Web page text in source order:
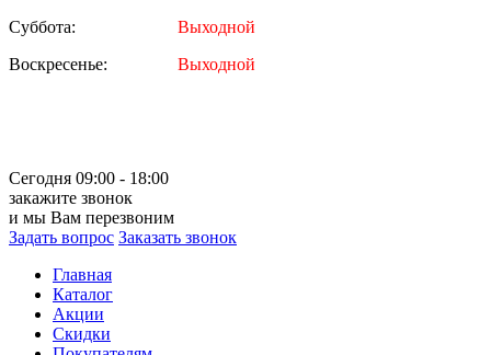
Суббота:
Выходной
Воскресенье:
Выходной
Сегодня 09:00 - 18:00
закажите звонок
и мы Вам перезвоним
Задать вопрос Заказать звонок
Главная
Каталог
Акции
Скидки